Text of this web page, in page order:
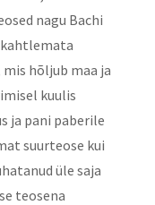
nagu Bachi
kahtlemata
mis hõljub maa ja
kuulis
ja pani paberile
suurteose kui
üle saja
teosena